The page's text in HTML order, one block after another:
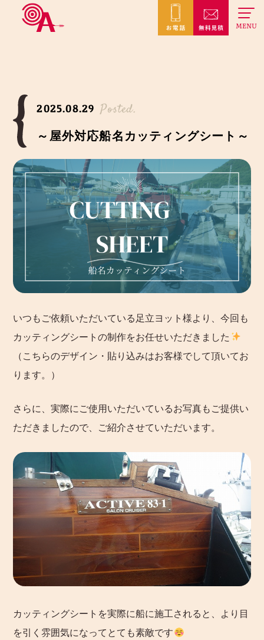
MENU
2025.08.29 Posted.
～屋外対応船名カッティングシート～
いつもご依頼いただいている足立ヨット様より、今回も
カッティングシートの制作をお任せいただきました
（こちらのデザイン・貼り込みはお客様でして頂いてお
ります。）
さらに、実際にご使用いただいているお写真もご提供い
ただきましたので、ご紹介させていただいます。
カッティングシートを実際に船に施工されると、より目
を引く雰囲気になってとても素敵です